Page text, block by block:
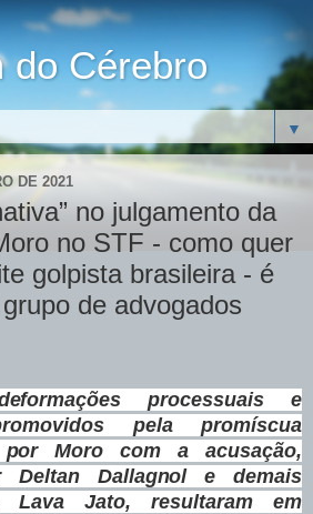
do Cérebro
▼
DE 2021
no julgamento da
no STF - como quer
golpista brasileira - é
de advogados
processuais e
pela promíscua
por Moro com a acusação,
Deltan Dallagnol e demais
Lava Jato, resultaram em